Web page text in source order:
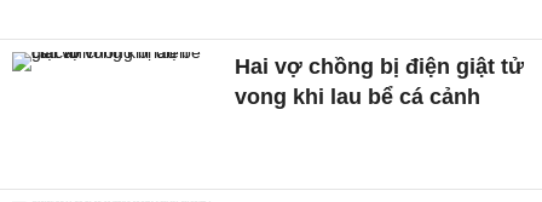
Hai vợ chồng bị điện giật tử
vong khi lau bể cá cảnh